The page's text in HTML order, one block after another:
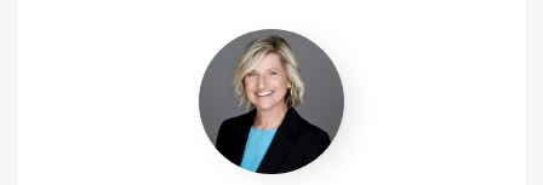
Anne
Abriat